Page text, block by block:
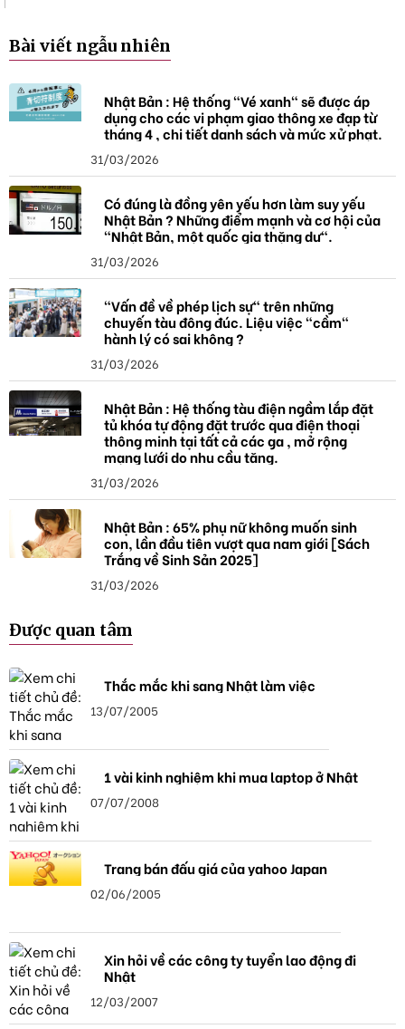
Bài viết ngẫu nhiên
Nhật Bản : Hệ thống "Vé xanh" sẽ được áp
dụng cho các vi phạm giao thông xe đạp từ
tháng 4 , chi tiết danh sách và mức xử phạt.
31/03/2026
Có đúng là đồng yên yếu hơn làm suy yếu
Nhật Bản ? Những điểm mạnh và cơ hội của
"Nhật Bản, một quốc gia thặng dư".
31/03/2026
"Vấn đề về phép lịch sự" trên những
chuyến tàu đông đúc. Liệu việc "cầm"
hành lý có sai không ?
31/03/2026
Nhật Bản : Hệ thống tàu điện ngầm lắp đặt
tủ khóa tự động đặt trước qua điện thoại
thông minh tại tất cả các ga , mở rộng
mạng lưới do nhu cầu tăng.
31/03/2026
Nhật Bản : 65% phụ nữ không muốn sinh
con, lần đầu tiên vượt qua nam giới [Sách
Trắng về Sinh Sản 2025]
31/03/2026
Được quan tâm
Thắc mắc khi sang Nhật làm việc
13/07/2005
1 vài kinh nghiệm khi mua laptop ở Nhật
07/07/2008
Trang bán đấu giá của yahoo Japan
02/06/2005
Xin hỏi về các công ty tuyển lao động đi
Nhật
12/03/2007